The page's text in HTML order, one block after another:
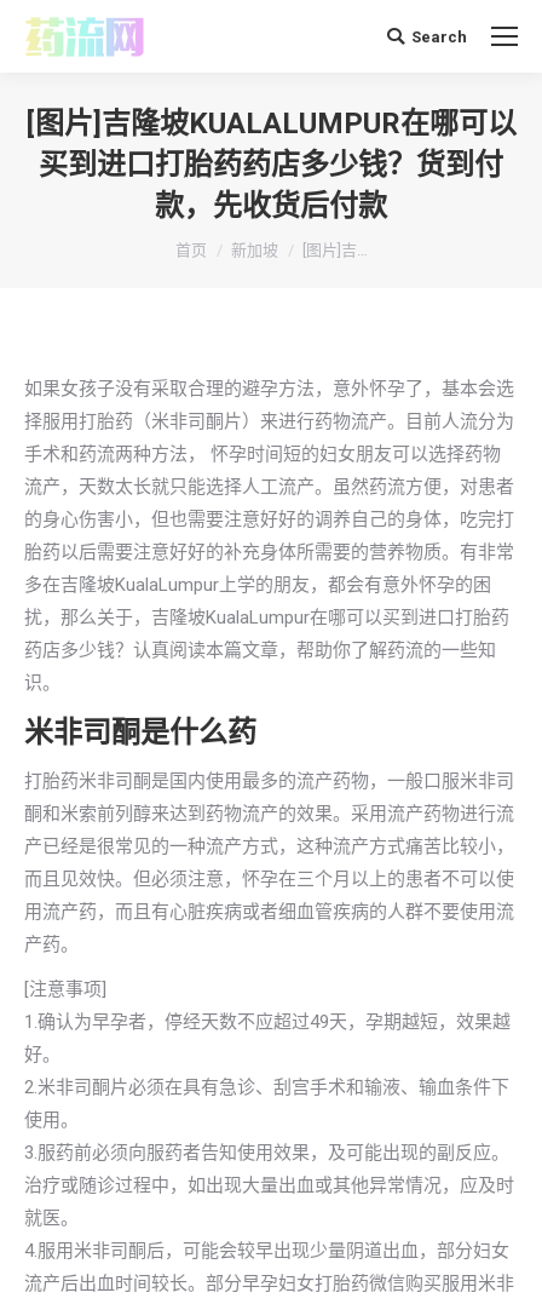
搜 Search
[图片]吉隆坡KUALALUMPUR在哪可以
买到进口打胎药药店多少钱？货到付
款，先收货后付款
你在这里：
首页 新加坡 [图片]吉…
如果女孩子没有采取合理的避孕方法，意外怀孕了，基本会选
择服用打胎药（米非司酮片）来进行药物流产。目前人流分为
手术和药流两种方法， 怀孕时间短的妇女朋友可以选择药物
流产，天数太长就只能选择人工流产。虽然药流方便，对患者
的身心伤害小，但也需要注意好好的调养自己的身体，吃完打
胎药以后需要注意好好的补充身体所需要的营养物质。有非常
多在吉隆坡KualaLumpur上学的朋友，都会有意外怀孕的困
扰，那么关于，吉隆坡KualaLumpur在哪可以买到进口打胎药
药店多少钱？认真阅读本篇文章，帮助你了解药流的一些知
识。
米非司酮是什么药
打胎药米非司酮是国内使用最多的流产药物，一般口服米非司
酮和米索前列醇来达到药物流产的效果。采用流产药物进行流
产已经是很常见的一种流产方式，这种流产方式痛苦比较小，
而且见效快。但必须注意，怀孕在三个月以上的患者不可以使
用流产药，而且有心脏疾病或者细血管疾病的人群不要使用流
产药。
[注意事项]
1.确认为早孕者，停经天数不应超过49天，孕期越短，效果越
好。
2.米非司酮片必须在具有急诊、刮宫手术和输液、输血条件下
使用。
3.服药前必须向服药者告知使用效果，及可能出现的副反应。
治疗或随诊过程中，如出现大量出血或其他异常情况，应及时
就医。
4.服用米非司酮后，可能会较早出现少量阴道出血，部分妇女
流产后出血时间较长。部分早孕妇女打胎药微信购买服用米非